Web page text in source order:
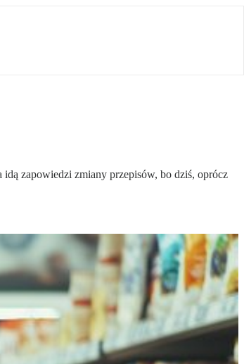
zapowiedzi zmiany przepisów, bo dziś, oprócz